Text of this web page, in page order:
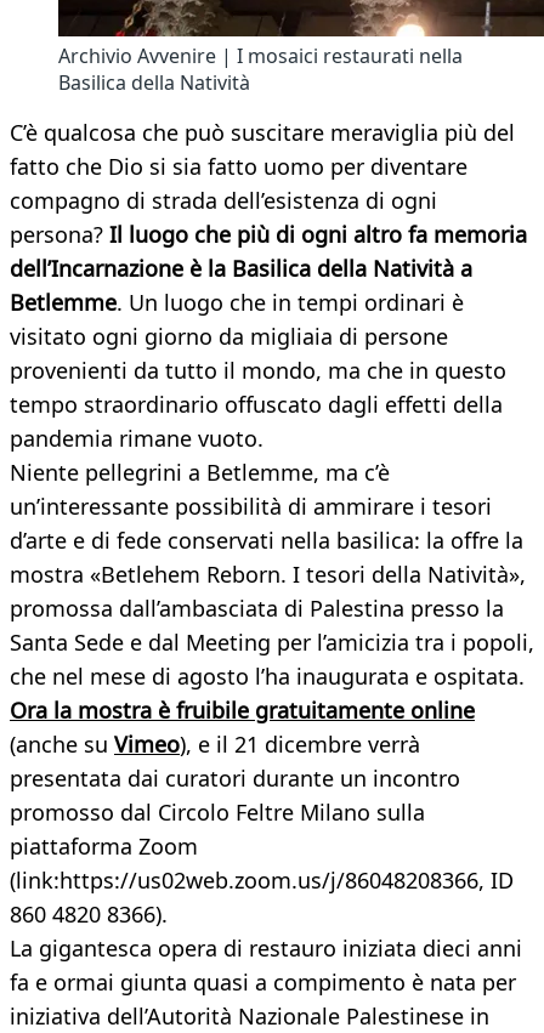
Archivio Avvenire | I mosaici restaurati nella
Basilica della Natività
C’è qualcosa che può suscitare meraviglia più del
fatto che Dio si sia fatto uomo per diventare
compagno di strada dell’esistenza di ogni
persona? Il luogo che più di ogni altro fa memoria
dell’Incarnazione è la Basilica della Natività a
Betlemme. Un luogo che in tempi ordinari è
visitato ogni giorno da migliaia di persone
provenienti da tutto il mondo, ma che in questo
tempo straordinario offuscato dagli effetti della
pandemia rimane vuoto.
Niente pellegrini a Betlemme, ma c’è
un’interessante possibilità di ammirare i tesori
d’arte e di fede conservati nella basilica: la offre la
mostra «Betlehem Reborn. I tesori della Natività»,
promossa dall’ambasciata di Palestina presso la
Santa Sede e dal Meeting per l’amicizia tra i popoli,
che nel mese di agosto l’ha inaugurata e ospitata.
Ora la mostra è fruibile gratuitamente online
(anche su Vimeo), e il 21 dicembre verrà
presentata dai curatori durante un incontro
promosso dal Circolo Feltre Milano sulla
piattaforma Zoom
(link:https://us02web.zoom.us/j/86048208366, ID
860 4820 8366).
La gigantesca opera di restauro iniziata dieci anni
fa e ormai giunta quasi a compimento è nata per
iniziativa dell’Autorità Nazionale Palestinese in